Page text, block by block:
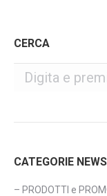
CERCA
Cerca
CATEGORIE NEWS
– PRODOTTI e